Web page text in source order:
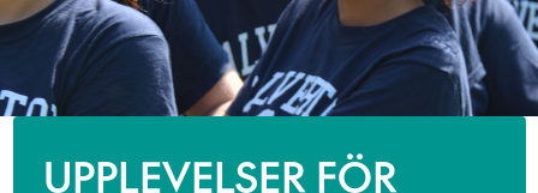
UPPLEVELSER FÖR